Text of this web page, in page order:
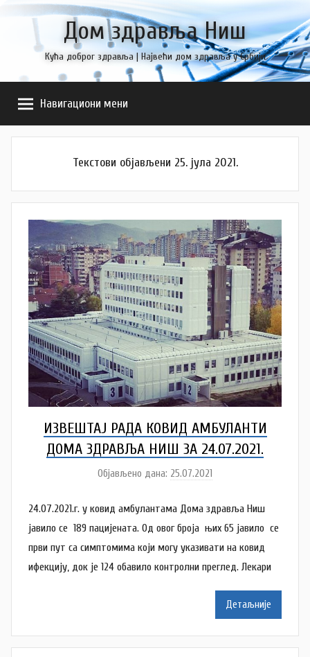
Дом здравља Ниш
Кућа доброг здравља | Највећи дом здравља у Србији
Навигациони мени
Текстови објављени 25. јула 2021.
ИЗВЕШТАЈ РАДА КОВИД АМБУЛАНTИ
ДОМА ЗДРАВЉА НИШ ЗA 24.07.2021.
Објављено дана: 25.07.2021
т
о
р
N
a
š
24.07.2021.г. у ковид амбулантама Дома здравља Ниш
јавило ce 189 пацијената. Од овог броја њих 65 јавило се
први пут са симптомима који могу указивати на ковид
ифекцију, док је 124 oбавило контролни преглед. Лекари
Детаљније